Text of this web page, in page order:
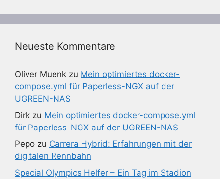
Neueste Kommentare
Oliver Muenk zu Mein optimiertes docker-
compose.yml für Paperless-NGX auf der
UGREEN-NAS
Dirk zu Mein optimiertes docker-compose.yml
für Paperless-NGX auf der UGREEN-NAS
Pepo zu Carrera Hybrid: Erfahrungen mit der
digitalen Rennbahn
Special Olympics Helfer – Ein Tag im Stadion